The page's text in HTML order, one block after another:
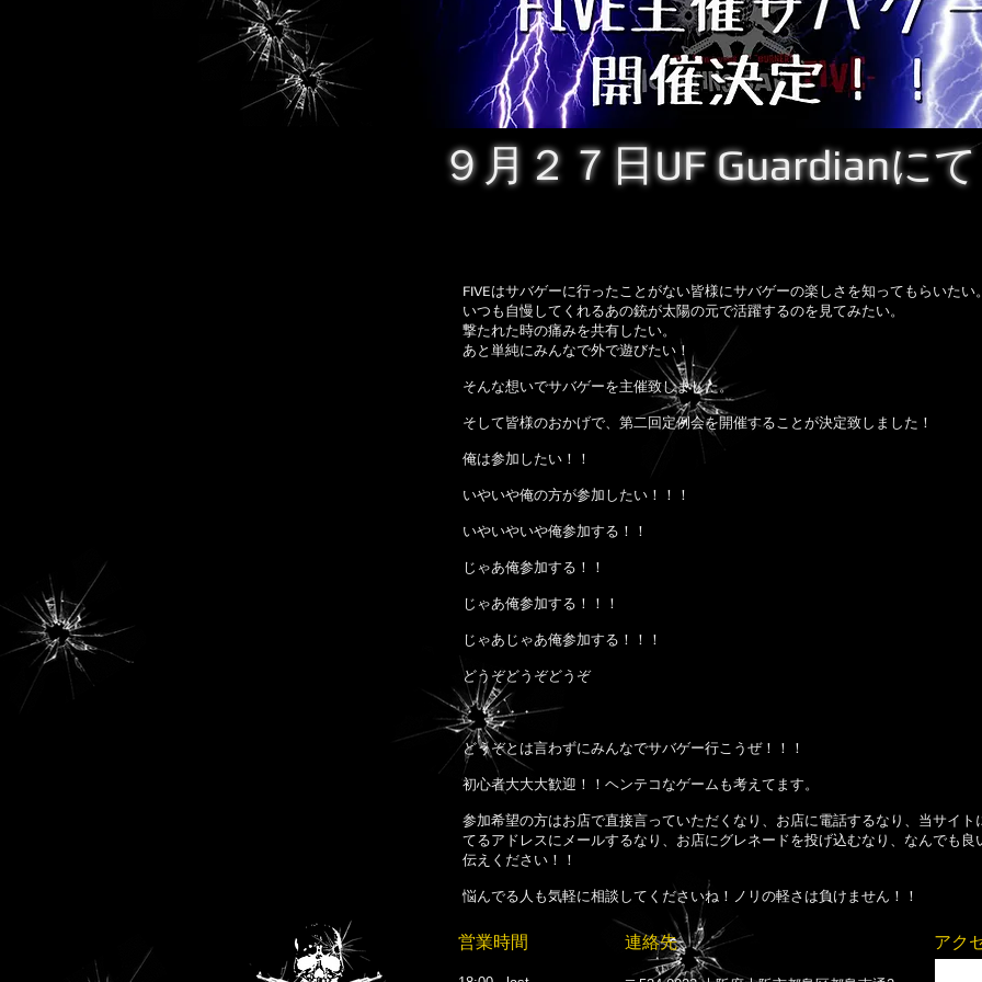
９月２７日UF Guardianに
FIVEはサバゲーに行ったことがない皆様にサバゲーの楽しさを知ってもらいたい
いつも自慢してくれるあの銃が太陽の元で活躍するのを見てみたい。
撃たれた時の痛みを共有したい。
あと単純にみんなで外で遊びたい！
そんな想いでサバゲーを主催致しました。
そして皆様のおかげで、第二回定例会を開催することが決定致しました！
俺は参加したい！！
いやいや俺の方が参加したい！！！
いやいやいや俺参加する！！
じゃあ俺参加する！！
じゃあ俺参加する！！！
じゃあじゃあ俺参加する！！！
どうぞどうぞどうぞ
・・・・・
どうぞとは言わずにみんなでサバゲー行こうぜ！！！
初心者大大大歓迎！！ヘンテコなゲームも考えてます。
参加希望の方はお店で直接言っていただくなり、お店に電話するなり、当サイト
てるアドレスにメールするなり、お店にグレネードを投げ込むなり、なんでも良
伝えください！！
悩んでる人も気軽に相談してくださいね！ノリの軽さは負けません！！
営業時間 連絡先 アク